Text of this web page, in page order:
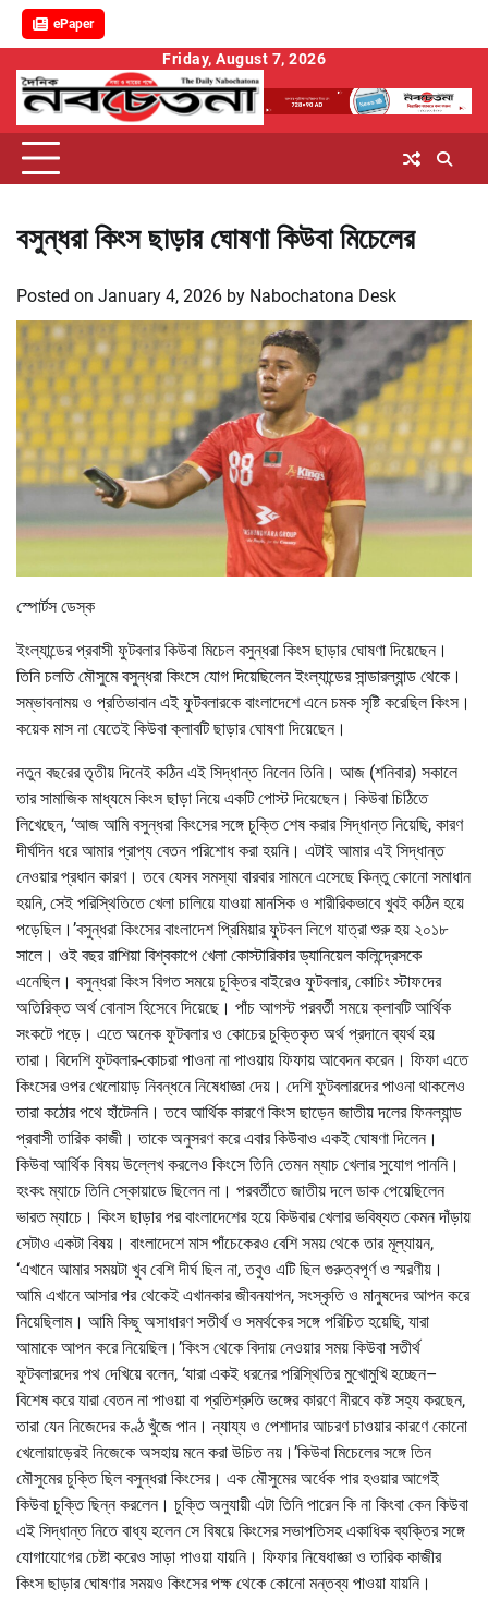
ePaper
content
Friday, August 7, 2026
বসুন্ধরা কিংস ছাড়ার ঘোষণা কিউবা মিচেলের
Posted on January 4, 2026 by Nabochatona Desk
স্পোর্টস ডেস্ক
ইংল্যান্ডের প্রবাসী ফুটবলার কিউবা মিচেল বসুন্ধরা কিংস ছাড়ার ঘোষণা দিয়েছেন।
তিনি চলতি মৌসুমে বসুন্ধরা কিংসে যোগ দিয়েছিলেন ইংল্যান্ডের সান্ডারল্যান্ড থেকে।
সম্ভাবনাময় ও প্রতিভাবান এই ফুটবলারকে বাংলাদেশে এনে চমক সৃষ্টি করেছিল কিংস।
কয়েক মাস না যেতেই কিউবা ক্লাবটি ছাড়ার ঘোষণা দিয়েছেন।
নতুন বছরের তৃতীয় দিনেই কঠিন এই সিদ্ধান্ত নিলেন তিনি। আজ (শনিবার) সকালে
তার সামাজিক মাধ্যমে কিংস ছাড়া নিয়ে একটি পোস্ট দিয়েছেন। কিউবা চিঠিতে
লিখেছেন, ‘আজ আমি বসুন্ধরা কিংসের সঙ্গে চুক্তি শেষ করার সিদ্ধান্ত নিয়েছি, কারণ
দীর্ঘদিন ধরে আমার প্রাপ্য বেতন পরিশোধ করা হয়নি। এটাই আমার এই সিদ্ধান্ত
নেওয়ার প্রধান কারণ। তবে যেসব সমস্যা বারবার সামনে এসেছে কিন্তু কোনো সমাধান
হয়নি, সেই পরিস্থিতিতে খেলা চালিয়ে যাওয়া মানসিক ও শারীরিকভাবে খুবই কঠিন হয়ে
পড়েছিল।’বসুন্ধরা কিংসের বাংলাদেশ প্রিমিয়ার ফুটবল লিগে যাত্রা শুরু হয় ২০১৮
সালে। ওই বছর রাশিয়া বিশ্বকাপে খেলা কোস্টারিকার ড্যানিয়েল কলিন্দ্রেসকে
এনেছিল। বসুন্ধরা কিংস বিগত সময়ে চুক্তির বাইরেও ফুটবলার, কোচিং স্টাফদের
অতিরিক্ত অর্থ বোনাস হিসেবে দিয়েছে। পাঁচ আগস্ট পরবর্তী সময়ে ক্লাবটি আর্থিক
সংকটে পড়ে। এতে অনেক ফুটবলার ও কোচের চুক্তিকৃত অর্থ প্রদানে ব্যর্থ হয়
তারা। বিদেশি ফুটবলার-কোচরা পাওনা না পাওয়ায় ফিফায় আবেদন করেন। ফিফা এতে
কিংসের ওপর খেলোয়াড় নিবন্ধনে নিষেধাজ্ঞা দেয়। দেশি ফুটবলারদের পাওনা থাকলেও
তারা কঠোর পথে হাঁটেননি। তবে আর্থিক কারণে কিংস ছাড়েন জাতীয় দলের ফিনল্যান্ড
প্রবাসী তারিক কাজী। তাকে অনুসরণ করে এবার কিউবাও একই ঘোষণা দিলেন।
কিউবা আর্থিক বিষয় উল্লেখ করলেও কিংসে তিনি তেমন ম্যাচ খেলার সুযোগ পাননি।
হংকং ম্যাচে তিনি স্কোয়াডে ছিলেন না। পরবর্তীতে জাতীয় দলে ডাক পেয়েছিলেন
ভারত ম্যাচে। কিংস ছাড়ার পর বাংলাদেশের হয়ে কিউবার খেলার ভবিষ্যত কেমন দাঁড়ায়
সেটাও একটা বিষয়। বাংলাদেশে মাস পাঁচেকেরও বেশি সময় থেকে তার মূল্যায়ন,
‘এখানে আমার সময়টা খুব বেশি দীর্ঘ ছিল না, তবুও এটি ছিল গুরুত্বপূর্ণ ও স্মরণীয়।
আমি এখানে আসার পর থেকেই এখানকার জীবনযাপন, সংস্কৃতি ও মানুষদের আপন করে
নিয়েছিলাম। আমি কিছু অসাধারণ সতীর্থ ও সমর্থকের সঙ্গে পরিচিত হয়েছি, যারা
আমাকে আপন করে নিয়েছিল।’কিংস থেকে বিদায় নেওয়ার সময় কিউবা সতীর্থ
ফুটবলারদের পথ দেখিয়ে বলেন, ‘যারা একই ধরনের পরিস্থিতির মুখোমুখি হচ্ছেন–
বিশেষ করে যারা বেতন না পাওয়া বা প্রতিশ্রুতি ভঙ্গের কারণে নীরবে কষ্ট সহ্য করছেন,
তারা যেন নিজেদের কণ্ঠ খুঁজে পান। ন্যায্য ও পেশাদার আচরণ চাওয়ার কারণে কোনো
খেলোয়াড়েরই নিজেকে অসহায় মনে করা উচিত নয়।’কিউবা মিচেলের সঙ্গে তিন
মৌসুমের চুক্তি ছিল বসুন্ধরা কিংসের। এক মৌসুমের অর্ধেক পার হওয়ার আগেই
কিউবা চুক্তি ছিন্ন করলেন। চুক্তি অনুযায়ী এটা তিনি পারেন কি না কিংবা কেন কিউবা
এই সিদ্ধান্ত নিতে বাধ্য হলেন সে বিষয়ে কিংসের সভাপতিসহ একাধিক ব্যক্তির সঙ্গে
যোগাযোগের চেষ্টা করেও সাড়া পাওয়া যায়নি। ফিফার নিষেধাজ্ঞা ও তারিক কাজীর
কিংস ছাড়ার ঘোষণার সময়ও কিংসের পক্ষ থেকে কোনো মন্তব্য পাওয়া যায়নি।